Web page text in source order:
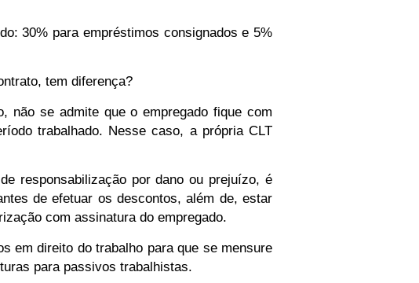
30% para empréstimos consignados e 5%
tem diferença?
não se admite que o empregado fique com
trabalhado. Nesse caso, a própria CLT
responsabilização por dano ou prejuízo, é
de efetuar os descontos, além de, estar
com assinatura do empregado.
em direito do trabalho para que se mensure
para passivos trabalhistas.